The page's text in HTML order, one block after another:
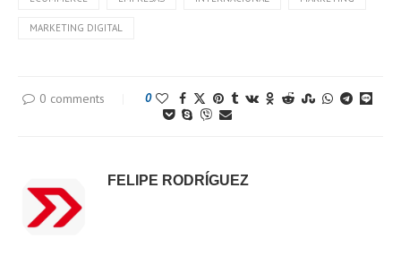
MARKETING DIGITAL
0 comments 0
FELIPE RODRÍGUEZ